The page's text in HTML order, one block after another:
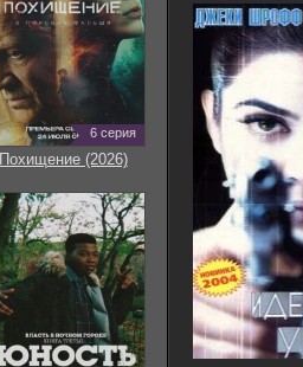
6 серия
Похищение (2026)